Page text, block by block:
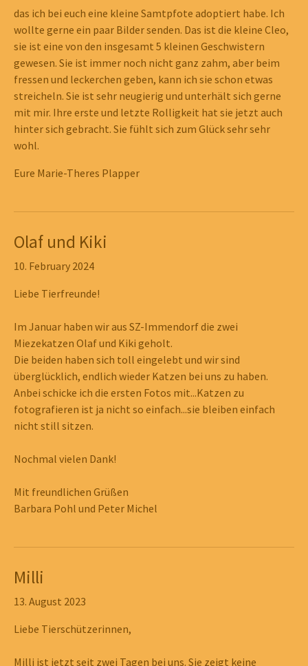
das ich bei euch eine kleine Samtpfote adoptiert habe. Ich
wollte gerne ein paar Bilder senden. Das ist die kleine Cleo,
sie ist eine von den insgesamt 5 kleinen Geschwistern
gewesen. Sie ist immer noch nicht ganz zahm, aber beim
fressen und leckerchen geben, kann ich sie schon etwas
streicheln. Sie ist sehr neugierig und unterhält sich gerne
mit mir. Ihre erste und letzte Rolligkeit hat sie jetzt auch
hinter sich gebracht. Sie fühlt sich zum Glück sehr sehr
wohl.
Eure Marie-Theres Plapper
Show larger version
Olaf und Kiki
10. February 2024
Liebe Tierfreunde!
Im Januar haben wir aus SZ-Immendorf die zwei
Miezekatzen Olaf und Kiki geholt.
Die beiden haben sich toll eingelebt und wir sind
überglücklich, endlich wieder Katzen bei uns zu haben.
Anbei schicke ich die ersten Fotos mit...Katzen zu
fotografieren ist ja nicht so einfach...sie bleiben einfach
nicht still sitzen.
Nochmal vielen Dank!
Mit freundlichen Grüßen
Barbara Pohl und Peter Michel
Milli
13. August 2023
Liebe Tierschützerinnen,
Milli ist jetzt seit zwei Tagen bei uns. Sie zeigt keine
Absender der Nachricht zurück.
Bitte geben Sie immer Ihren Namen und den Sachverhalt an
und sorgen Sie dafür, dass Ihre Mobilfunknummer
übermittelt wird!
Nach 19:00 Uhr kontaktieren Sie bitte die Polizei Ihres
Wohnortes oder rufen bei verletzten oder kranken Tieren
einen Tierärztlichen Notdienst an.
Wichtige Links
Datenschutzerklärung
© 2026 Tierschutz im Landkreis Wolfenbüttel e.V.